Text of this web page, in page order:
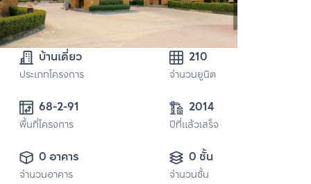
บ้านเดี่ยว
ประเภทโครงการ
210
จำนวนยูนิต
พื้นที่โครงการ
2014
ปีที่แล้วเสร็จ
0 อาคาร
จำนวนอาคาร
0 ชั้น
จำนวนชั้น